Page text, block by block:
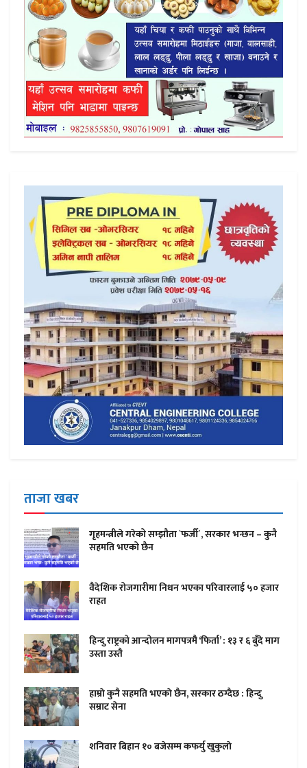
ताजा खबर
गृहमन्त्रीले गरेको सम्झौता `फर्जी´, सरकार भन्छन – कुनै
सहमति भएको छैन
वैदेशिक रोजगारीमा निधन भएका परिवारलाई ५० हजार
राहत
हिन्दु राष्ट्रको आन्दोलन मागपत्रमै ‘फिर्ता’ : १३ र ६ बुँदे माग
उस्ता उस्तै
हाम्राे कुनै सहमति भएकाे छैन, सरकार ठग्दैछ : हिन्दु
सम्राट सेना
शनिवार बिहान १० बजेसम्म कफर्यु खुकुलाे